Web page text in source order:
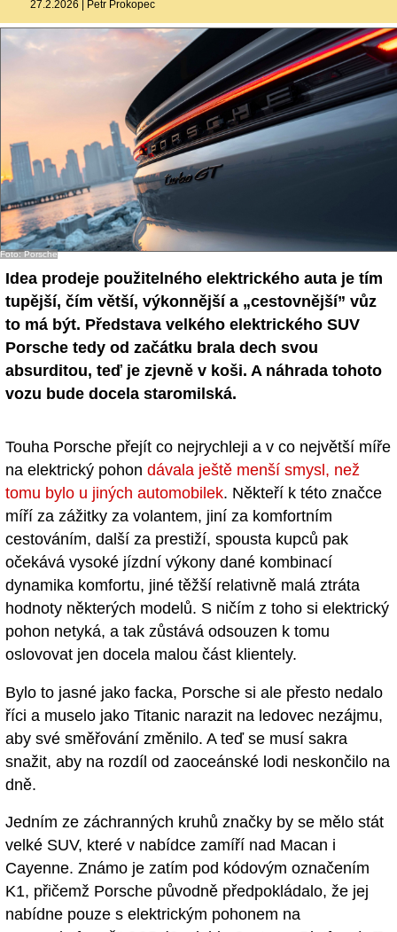
- Ostatní
Diskuzní fórum
27.2.2026 | Petr Prokopec
Foto: Porsche
Idea prodeje použitelného elektrického auta je tím
tupější, čím větší, výkonnější a „cestovnější” vůz
to má být. Představa velkého elektrického SUV
Porsche tedy od začátku brala dech svou
absurditou, teď je zjevně v koši. A náhrada tohoto
vozu bude docela staromilská.
Touha Porsche přejít co nejrychleji a v co největší míře
na elektrický pohon dávala ještě menší smysl, než
tomu bylo u jiných automobilek. Někteří k této značce
míří za zážitky za volantem, jiní za komfortním
cestováním, další za prestiží, spousta kupců pak
očekává vysoké jízdní výkony dané kombinací
dynamika komfortu, jiné těžší relativně malá ztráta
hodnoty některých modelů. S ničím z toho si elektrický
pohon netyká, a tak zůstává odsouzen k tomu
oslovovat jen docela malou část klientely.
Bylo to jasné jako facka, Porsche si ale přesto nedalo
říci a muselo jako Titanic narazit na ledovec nezájmu,
aby své směřování změnilo. A teď se musí sakra
snažit, aby na rozdíl od zaoceánské lodi neskončilo na
dně.
Jedním ze záchranných kruhů značky by se mělo stát
velké SUV, které v nabídce zamíří nad Macan i
Cayenne. Známo je zatím pod kódovým označením
K1, přičemž Porsche původně předpokládalo, že jej
nabídne pouze s elektrickým pohonem na